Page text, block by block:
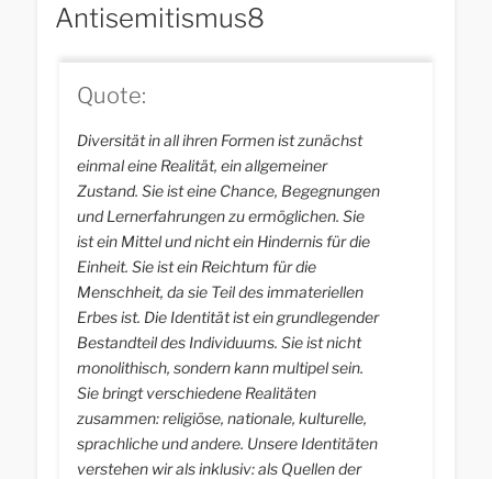
Antisemitismus8
Quote:
Diversität in all ihren Formen ist zunächst
einmal eine Realität, ein allgemeiner
Zustand. Sie ist eine Chance, Begegnungen
und Lernerfahrungen zu ermöglichen. Sie
ist ein Mittel und nicht ein Hindernis für die
Einheit. Sie ist ein Reichtum für die
Menschheit, da sie Teil des immateriellen
Erbes ist. Die Identität ist ein grundlegender
Bestandteil des Individuums. Sie ist nicht
monolithisch, sondern kann multipel sein.
Sie bringt verschiedene Realitäten
zusammen: religiöse, nationale, kulturelle,
sprachliche und andere. Unsere Identitäten
verstehen wir als inklusiv: als Quellen der